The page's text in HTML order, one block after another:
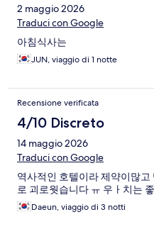
2 maggio 2026
Traduci con Google
아침식사는
JUN, viaggio di 1 notte
Recensione verificata
4/10 Discreto
14 maggio 2026
Traduci con Google
역사적인 호텔이라 제약이많
로 괴로웟습니다 ㅠ 우ㅏ치는
Daeun, viaggio di 3 notti